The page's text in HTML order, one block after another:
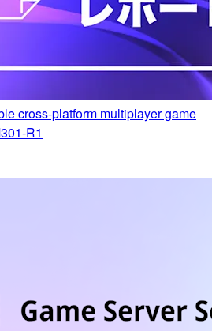
cross-platform multiplayer game
R1